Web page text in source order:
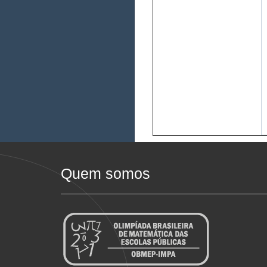
Quem somos